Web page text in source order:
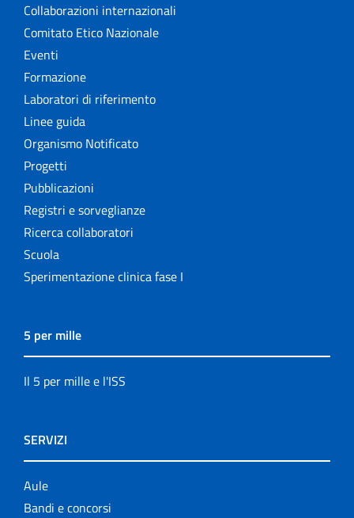
Collaborazioni internazionali
Comitato Etico Nazionale
Eventi
Formazione
Laboratori di riferimento
Linee guida
Organismo Notificato
Progetti
Pubblicazioni
Registri e sorveglianze
Ricerca collaboratori
Scuola
Sperimentazione clinica fase I
5 per mille
Il 5 per mille e l'ISS
SERVIZI
Aule
Bandi e concorsi